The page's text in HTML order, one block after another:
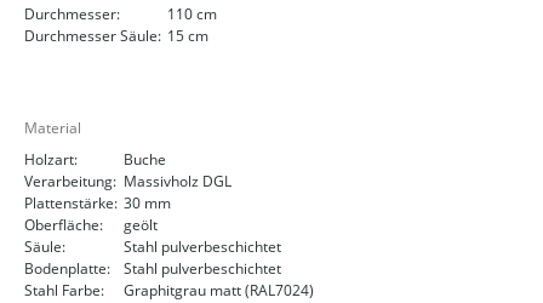
Durchmesser:
110 cm
Durchmesser Säule: 15 cm
Material
Holzart:
Buche
Verarbeitung: Massivholz DGL
Plattenstärke: 30 mm
Oberfläche:
geölt
Säule:
Stahl pulverbeschichtet
Bodenplatte:
Stahl pulverbeschichtet
Stahl Farbe:
Graphitgrau matt (RAL7024)